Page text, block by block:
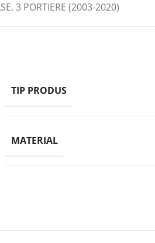
3 PORTIERE (2003-2020)
TIP PRODUS
MATERIAL